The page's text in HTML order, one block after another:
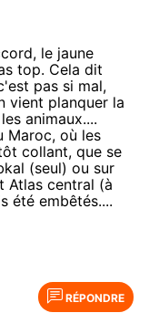
le jaune
top. Cela dit
pas si mal,
vient planquer la
animaux....
Maroc, où les
collant, que se
(seul) ou sur
Atlas central (à
été embêtés....
RÉPONDRE